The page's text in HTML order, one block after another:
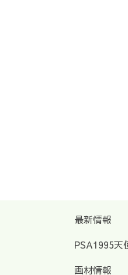
最新情報
PSA1995天
画材情報